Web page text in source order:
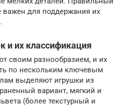
важен для поддержания их
и их классификация
своим разнообразием, и их
по нескольким ключевым
выделяют игрушки из
вариант, мягкий и
(более текстурный и